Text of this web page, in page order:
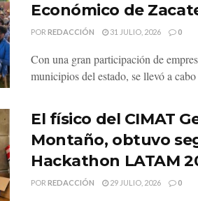
Económico de
POR REDACCIÓN 31 JULIO, 2026 0
Con una gran participación de
municipios del estado, se llevó a
El físico del CIMAT
Montaño, obtuvo
Hackathon LATAM
POR REDACCIÓN 29 JULIO, 2026 0